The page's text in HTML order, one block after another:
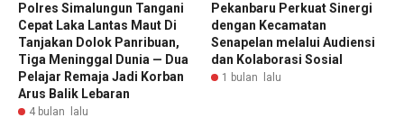
Polres Simalungun Tangani
Cepat Laka Lantas Maut Di
Tanjakan Dolok Panribuan,
Tiga Meninggal Dunia — Dua
Pelajar Remaja Jadi Korban
Arus Balik Lebaran
4 bulan lalu
Pekanbaru Perkuat Sinergi
dengan Kecamatan
Senapelan melalui Audiensi
dan Kolaborasi Sosial
1 bulan lalu